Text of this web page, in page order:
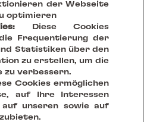
der Webseite
optimieren
Diese Cookies
Frequentierung der
Statistiken über den
zu erstellen, um die
zu verbessern.
Cookies ermöglichen
auf Ihre Interessen
unseren sowie auf